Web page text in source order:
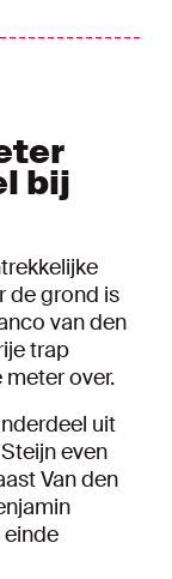
bij
de grond is
van den
trap
over.
uit
even
Van den
einde